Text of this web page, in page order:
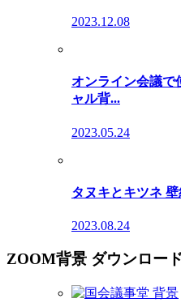
2023.12.08
オンライン会議で
ャル背...
2023.05.24
タヌキとキツネ
2023.08.24
ZOOM背景 ダウンロー